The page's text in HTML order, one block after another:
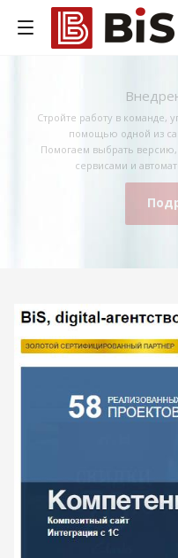
Стройте работу в команде,
помощью одной из
Помогаем выбрать
сервисами и